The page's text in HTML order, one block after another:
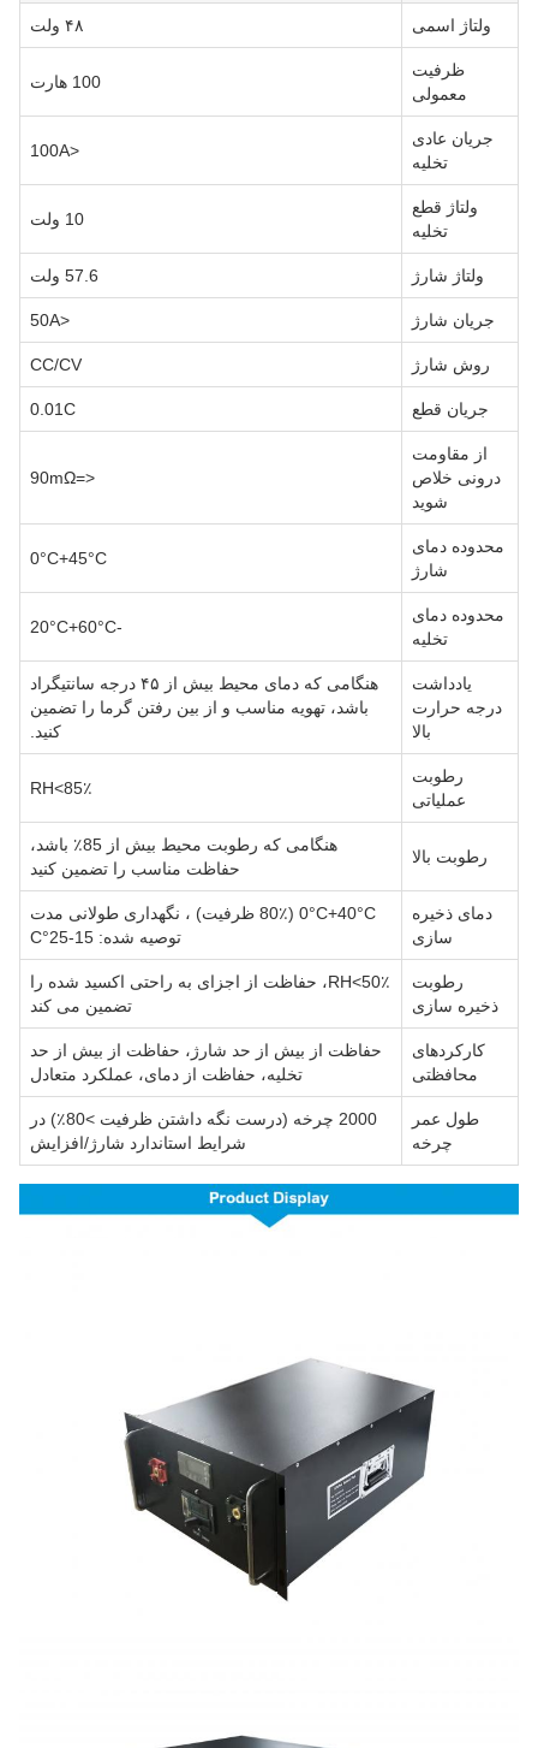
ولتاژ اسمی ۴۸ ولت
ظرفیت
معمولی
100 هارت
جریان عادی
تخلیه
<100A
ولتاژ قطع
تخلیه
10 ولت
ولتاژ شارژ 57.6 ولت
جریان شارژ <50A
روش شارژ CC/CV
جریان قطع 0.01C
از مقاومت
درونی خلاص
شوید
<=90mΩ
محدوده دمای
شارژ
0°C+45°C
محدوده دمای
تخلیه
-20°C+60°C
یادداشت
درجه حرارت
بالا
هنگامی که دمای محیط بیش از ۴۵ درجه سانتیگراد
باشد، تهویه مناسب و از بین رفتن گرما را تضمین
کنید.
رطوبت
عملیاتی
RH<85٪
رطوبت بالا
هنگامی که رطوبت محیط بیش از 85٪ باشد،
حفاظت مناسب را تضمین کنید
دمای ذخیره
سازی
0°C+40°C (80٪ ظرفیت) ، نگهداری طولانی مدت
توصیه شده: 15-25°C
رطوبت
ذخیره سازی
RH<50٪، حفاظت از اجزای به راحتی اکسید شده را
تضمین می کند
کارکردهای
محافظتی
حفاظت از بیش از حد شارژ، حفاظت از بیش از حد
تخلیه، حفاظت از دمای، عملکرد متعادل
طول عمر
چرخه
2000 چرخه (درست نگه داشتن ظرفیت >80٪) در
شرایط استاندارد شارژ/افزایش